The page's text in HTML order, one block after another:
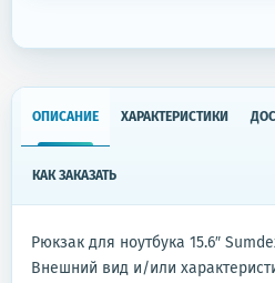
ОПИСАНИЕ ХАРАКТЕРИСТИКИ
КАК ЗАКАЗАТЬ
Рюкзак для ноутбука 15.6″
Внешний вид и/или